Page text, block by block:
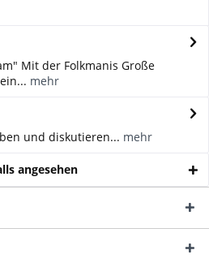
Mit der Folkmanis Große
mehr
und diskutieren... mehr
angesehen